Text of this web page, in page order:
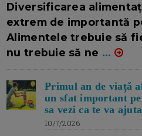
Diversificarea
extrem de importantă
Alimentele trebuie să
nu trebuie să ne ...
Primul an de viață
un sfat important
sa vezi ca te va ajuta
10/7/2026